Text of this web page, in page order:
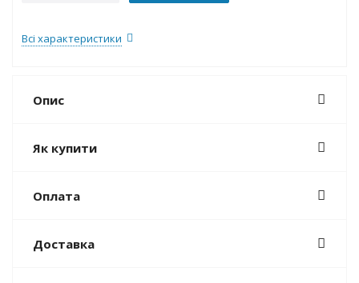
Всі характеристики
Опис
Як купити
Оплата
Доставка